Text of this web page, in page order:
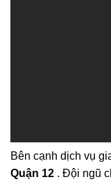
Bên cạnh dịch vụ
Quận 12 . Đội ngũ